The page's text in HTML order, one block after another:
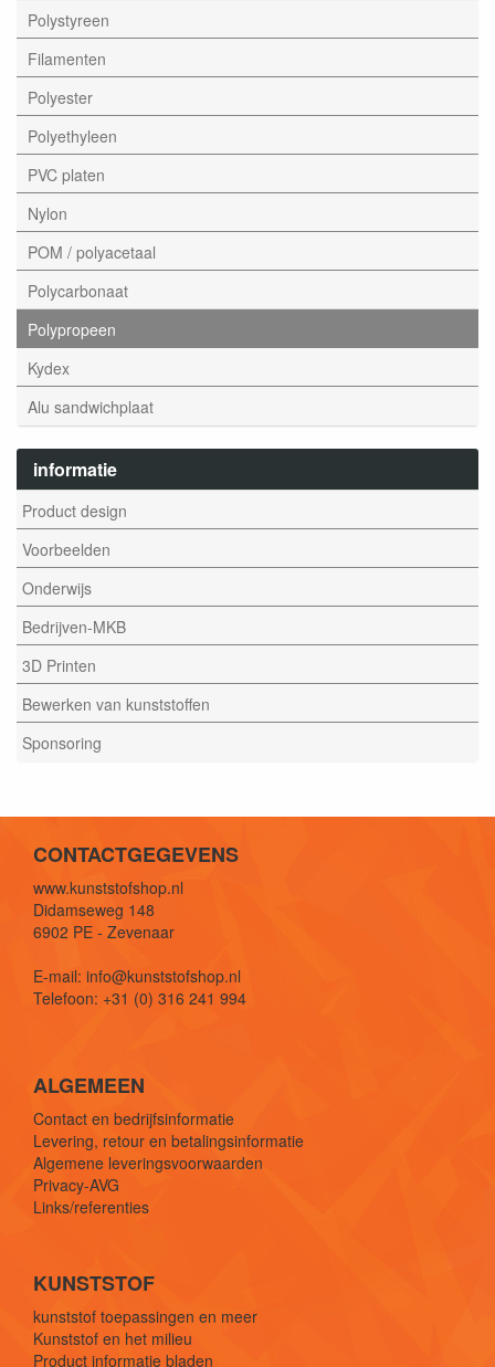
Polystyreen
Filamenten
Polyester
Polyethyleen
PVC platen
Nylon
POM / polyacetaal
Polycarbonaat
Polypropeen
Kydex
Alu sandwichplaat
informatie
Product design
Voorbeelden
Onderwijs
Bedrijven-MKB
3D Printen
Bewerken van kunststoffen
Sponsoring
CONTACTGEGEVENS
www.kunststofshop.nl
Didamseweg 148
6902 PE - Zevenaar
E-mail: info@kunststofshop.nl
Telefoon: +31 (0) 316 241 994
ALGEMEEN
Contact en bedrijfsinformatie
Levering, retour en betalingsinformatie
Algemene leveringsvoorwaarden
Privacy-AVG
Links/referenties
KUNSTSTOF
kunststof toepassingen en meer
Kunststof en het milieu
Product informatie bladen